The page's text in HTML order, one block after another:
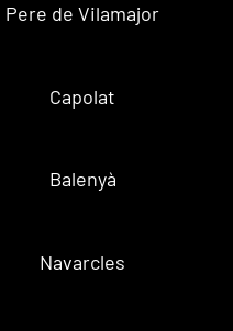
Pere de Vilamajor
Capolat
Balenyà
Navarcles